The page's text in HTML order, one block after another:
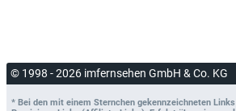
© 1998 - 2026 imfernsehen GmbH & Co. KG
* Bei den mit einem Sternchen gekennzeichneten